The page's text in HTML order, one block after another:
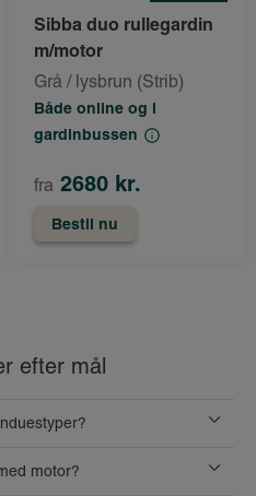
Sibba duo rullegardin
m/motor
Grå / lysbrun (Strib)
Både online og i
gardinbussen
fra 2680 kr.
Bestil nu
efter mål
motor?